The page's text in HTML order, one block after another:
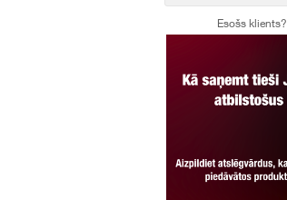
Esošs klients?